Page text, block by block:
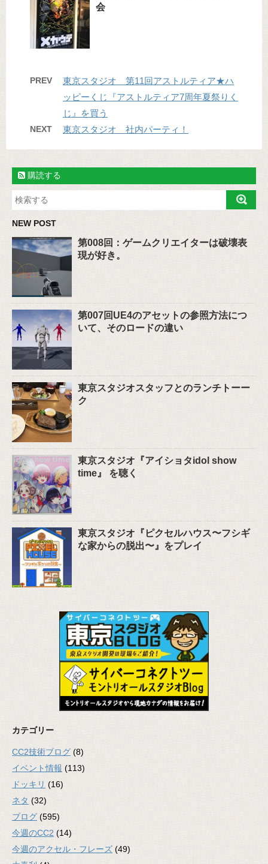
会
PREV
東京スタジオ 第11回アストルティア★ハ
ッピーくじ『アストルティア7周年夏祭りく
じ』を買う
NEXT 東京スタジオ 社内パーティ！
購読する
NEW POST
第008回：ゲームクリエイターは破壊表
現が好き。
第007回UE4のアセットの参照方法につ
いて、そのロードの違い
東京スタジオスタッフとのランチトーー
ク
東京スタジオ『アイショタidol show
time』 を聴く
東京スタジオ『ピクセルハウス〜フシギ
な家からの脱出〜』をプレイ
カテゴリー
CC2技術ブログ (8)
イベント情報 (113)
ドッキリ (16)
ネタ (32)
ブログ (595)
今週のCC2 (14)
今週のアクセル・フレーズ (49)